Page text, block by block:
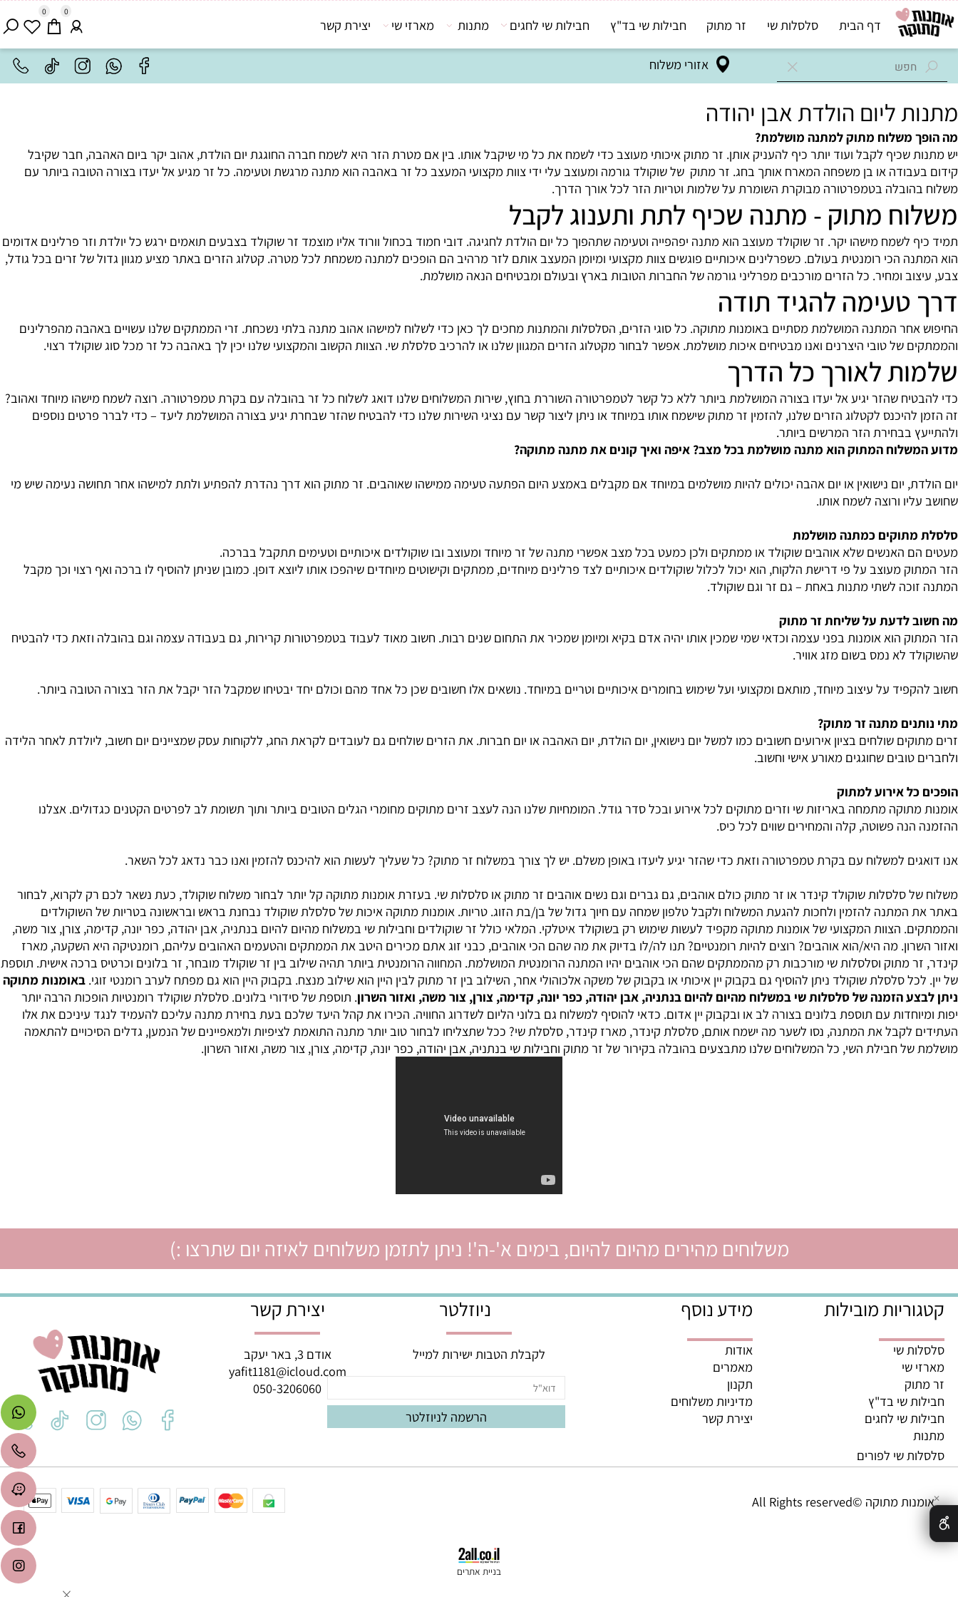
אזורי משלוח
0 0
דף הבית סלסלות שי זר מתוק חבילות שי בד"ץ חבילות שי לחגים מתנות מארזי שי יצירת קשר
ליום הולדת אבן יהודה
משלוח מתוק למתנה מושלמת?
שכיף לקבל ועוד יותר כיף להעניק אותן. זר מתוק איכותי מעוצב כדי לשמח את כל מי שיקבל אותו. בין אם מטרת הזר היא לשמח חברה החוגגת יום הולדת, אהוב יקר ביום האהבה, חבר שקיבל
או בן משפחה המארח אותך בחג. זר מתוק של שוקולד גורמה ומעוצב עלי ידי צוות מקצועי המעצב כל זר באהבה הוא מתנה מרגשת וטעימה. כל זר מגיע אל יעדו בצורה הטובה ביותר עם
בטמפרטורה מבוקרת השומרת על שלמות וטריות הזר לכל אורך הדרך.
מתוק - מתנה שכיף לתת ותענוג לקבל
לשמח מישהו יקר. זר שוקולד מעוצב הוא מתנה יפהפייה וטעימה שתהפוך כל יום הולדת לחגיגה. דובי חמוד בכחול וורוד אליו מוצמד זר שוקולד בצבעים תואמים ירגש כל יולדת וזר פרלינים אדומים
הכי רומנטית בעולם. כשפרלינים איכותיים פוגשים צוות מקצועי ומיומן המעצב אותם לזר מרהיב הם הופכים למתנה משמחת לכל מטרה. קטלוג הזרים באתר מציע מגוון גדול של זרים בכל גודל,
ומחיר. כל הזרים מורכבים מפרליני גורמה של החברות הטובות בארץ ובעולם ומבטיחים הנאה מושלמת.
להגיד תודה
המתנה המושלמת מסתיים באומנות מתוקה. כל סוגי הזרים, הסלסלות והמתנות מחכים לך כאן כדי לשלוח למישהו אהוב מתנה בלתי נשכחת. זרי הממתקים שלנו עשויים באהבה מהפרלינים
של טובי היצרנים ואנו מבטיחים איכות מושלמת. אפשר לבחור מקטלוג הזרים המגוון שלנו או להרכיב סלסלת שי. הצוות הקשוב והמקצועי שלנו יכין לך באהבה כל זר מכל סוג שוקולד רצוי.
לאורך כל הדרך
שהזר יגיע אל יעדו בצורה המושלמת ביותר ללא כל קשר לטמפרטורה השוררת בחוץ, שירות המשלוחים שלנו דואג לשלוח כל זר בהובלה עם בקרת טמפרטורה. רוצה לשמח מישהו מיוחד ואהוב?
לקטלוג הזרים שלנו, להזמין זר מתוק שישמח אותו במיוחד או ניתן ליצור קשר עם נציגי השירות שלנו כדי להבטיח שהזר שבחרת יגיע בצורה המושלמת ליעד – כדי לברר פרטים נוספים
בבחירת הזר המרשים ביותר.
יום נישואין או יום אהבה יכולים להיות מושלמים במיוחד אם מקבלים באמצע היום הפתעה טעימה ממישהו שאוהבים. זר מתוק הוא דרך נהדרת להפתיע ולתת למישהו אחר תחושה נעימה שיש מי
כמתנה מושלמת
האנשים שלא אוהבים שוקולד או ממתקים ולכן כמעט בכל מצב אפשרי מתנה של זר מיוחד ומעוצב ובו שוקולדים איכותיים וטעימים תתקבל בברכה.
מעוצב על פי דרישת הלקוח, הוא יכול לכלול שוקולדים איכותיים לצד פרלינים מיוחדים, ממתקים וקישוטים מיוחדים שיהפכו אותו ליוצא דופן. כמובן שניתן להוסיף לו ברכה ואף רצוי וכך מקבל
לדעת על שליחת זר מתוק
הוא אומנות בפני עצמה וכדאי שמי שמכין אותו יהיה אדם בקיא ומיומן שמכיר את התחום שנים רבות. חשוב מאוד לעבוד בטמפרטורות קרירות, גם בעבודה עצמה וגם בהובלה וזאת כדי להבטיח
לא נמס בשום מזג אוויר.
על עיצוב מיוחד, מותאם ומקצועי ועל שימוש בחומרים איכותיים וטריים במיוחד. נושאים אלו חשובים שכן כל אחד מהם וכולם יחד יבטיחו שמקבל הזר יקבל את הזר בצורה הטובה ביותר.
מתנה זר מתוק?
שחוגגים מאורע אישי וחשוב.
אירוע למתוק
פשוטה, קלה והמחירים שווים לכל כיס.
למשלוח עם בקרת טמפרטורה וזאת כדי שהזר יגיע ליעדו באופן משלם. יש לך צורך במשלוח זר מתוק? כל שעליך לעשות הוא להיכנס להזמין ואנו כבר נדאג לכל השאר.
סלסלות שוקולד קינדר או זר מתוק כולם אוהבים, גם גברים וגם נשים אוהבים זר מתוק או סלסלות שי. בעזרת אומנות מתוקה קל יותר לבחור משלוח שוקולד, כעת נשאר לכם רק לקרוא, לבחור
המתנה להזמין ולחכות להגעת המשלוח ולקבל טלפון שמחה עם חיוך גדול של בן/בת הזוג. טריות. אומנות מתוקה איכות של סלסלת שוקולד נבחנת בראש ובראשונה בטריות של השוקולדים
הצוות המקצועי של אומנות מתוקה מקפיד לעשות שימוש רק בשוקולד איטלקי. המלאי כולל זר שוקולדים וחבילות שי במשלוח מהיום להיום בנתניה, אבן יהודה, כפר יונה, קדימה, צורן, צור משה,
מה היא/הוא אוהבים? רוצים להיות רומנטיים? תנו לה/לו בדיוק את מה שהם הכי אוהבים, כבני זוג אתם מכירים היטב את הממתקים והטעמים האהובים עליהם, רומנטיקה היא השקעה, מארז
מתוק וסלסלות שי מורכבות רק מהממתקים שהם הכי אוהבים יהיו המתנה הרומנטית המושלמת. המחווה הרומנטית ביותר תהיה שילוב בין זר שוקולד מובחר, זר בלונים וכרטיס ברכה אישית. תוספת
סלסלת שוקולד ניתן להוסיף גם בקבוק יין איכותי או בקבוק של משקה אלכוהולי אחר, השילוב בין זר מתוק לבין היין הוא שילוב מנצח. בקבוק היין הוא גם מפתח לערב רומנטי זוגי.באומנות מתוקה
הזמנה של סלסלות שי במשלוח מהיום להיום בנתניה, אבן יהודה, כפר יונה, קדימה, צורן, צור משה, ואזור השרון. תוספת של סידורי בלונים. סלסלת שוקולד רומנטיות הופכות הרבה יותר
עם תוספת בלונים בצורה לב או ובקבוק יין אדום. כדאי להוסיף למשלוח גם בלוני הליום לשדרוג החוויה. הכירו את קהל היעד שלכם בעת בחירת מתנה עליכם להעמיד לנגד עיניכם את אלו
משלוחים מהירים מהיום להיום, בימים א'-ה'! ניתן לתזמן משלוחים לאיזה יום שתרצו :)
מובילות
שי
שי
שי בד"ץ
שי לפורים
מידע נוסף
מאמרים
ניוזלטר
לקבלת הטבות ישירות למייל
יצירת קשר
אודם 3, באר יעקב
yafit1181@icloud.com